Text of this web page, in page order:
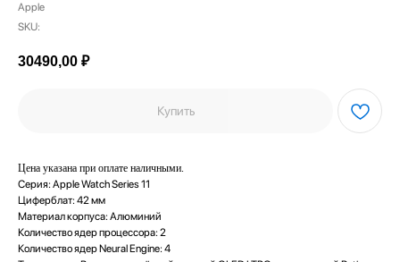
Apple
SKU:
30490,00 ₽
Купить
Цена указана при оплате наличными.
Серия: Apple Watch Series 11
Циферблат: 42 мм
Материал корпуса: Алюминий
Количество ядер процессора: 2
Количество ядер Neural Engine: 4